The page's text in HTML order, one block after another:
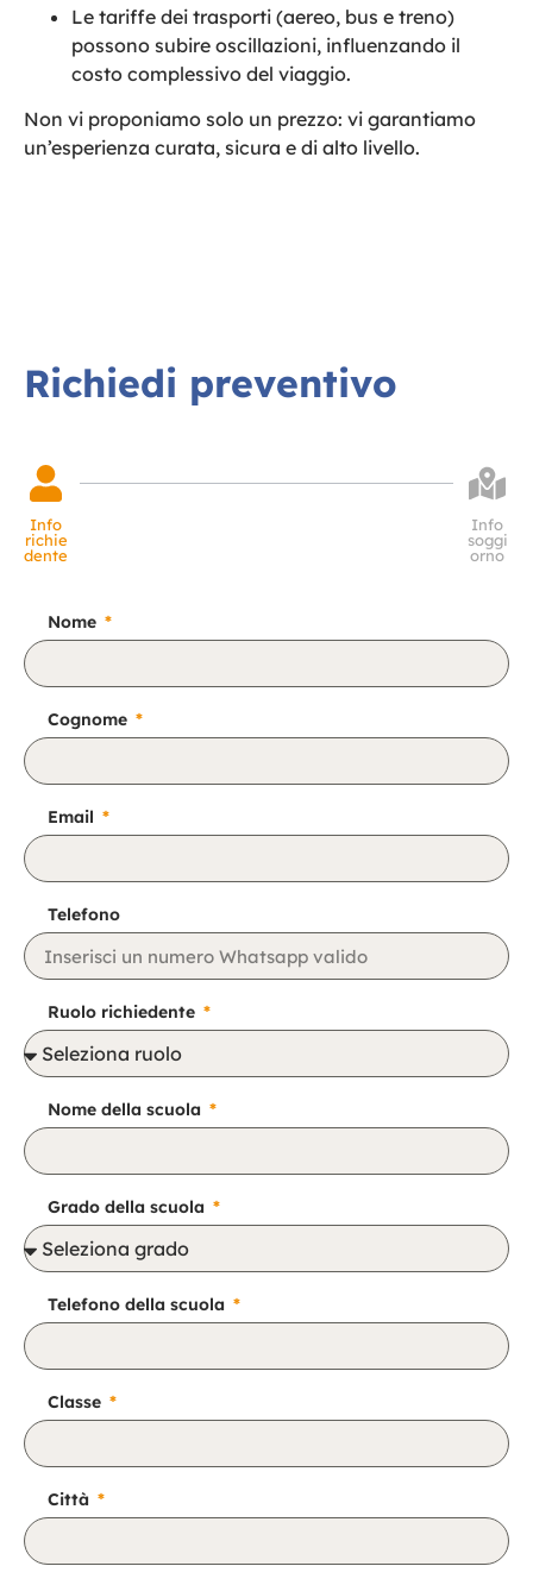
Le tariffe dei trasporti (aereo, bus e treno)
possono subire oscillazioni, influenzando il
costo complessivo del viaggio.
Non vi proponiamo solo un prezzo: vi garantiamo
un’esperienza curata, sicura e di alto livello.
Richiedi preventivo
Info
richie
dente
Info
soggi
orno
Nome
Cognome
Email
Telefono
Ruolo richiedente
Nome della scuola
Grado della scuola
Telefono della scuola
Classe
Città